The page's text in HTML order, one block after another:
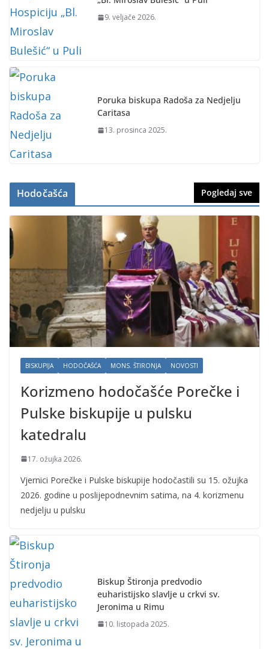
9. veljače 2026.
Poruka biskupa Radoša za Nedjelju
Caritasa
13. prosinca 2025.
Hodočašća Pogledaj sve
BISKUPIJA HODOČAŠĆA MONS. ŠTIRONJA NOVOSTI
Korizmeno hodočašće Porečke i
Pulske biskupije u pulsku
katedralu
17. ožujka 2026.
Vjernici Porečke i Pulske biskupije hodočastili su 15. ožujka
2026. godine u poslijepodnevnim satima, na 4. korizmenu
nedjelju u pulsku
Biskup Štironja predvodio
euharistijsko slavlje u crkvi sv.
Jeronima u Rimu
10. listopada 2025.